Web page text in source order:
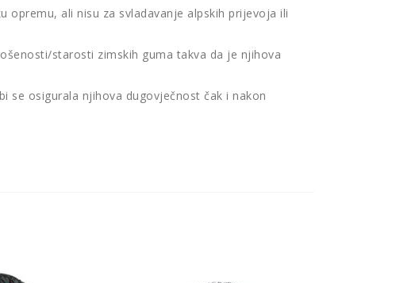
opremu, ali nisu za svladavanje alpskih prijevoja ili
starosti zimskih guma takva da je njihova
se osigurala njihova dugovječnost čak i nakon